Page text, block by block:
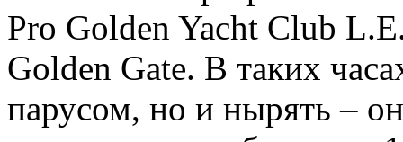
Pro Golden Yacht Club
Golden Gate. В таких
парусом, но и нырять –